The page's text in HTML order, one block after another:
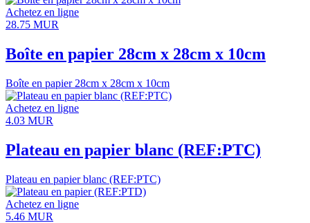
Achetez en ligne
28.75 MUR
Boîte en papier 28cm x 28cm x 10cm
Boîte en papier 28cm x 28cm x 10cm
Achetez en ligne
4.03 MUR
Plateau en papier blanc (REF:PTC)
Plateau en papier blanc (REF:PTC)
Achetez en ligne
5.46 MUR